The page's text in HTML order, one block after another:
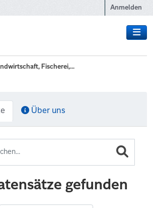
Anmelden
Fischerei,...
Über uns
gefunden